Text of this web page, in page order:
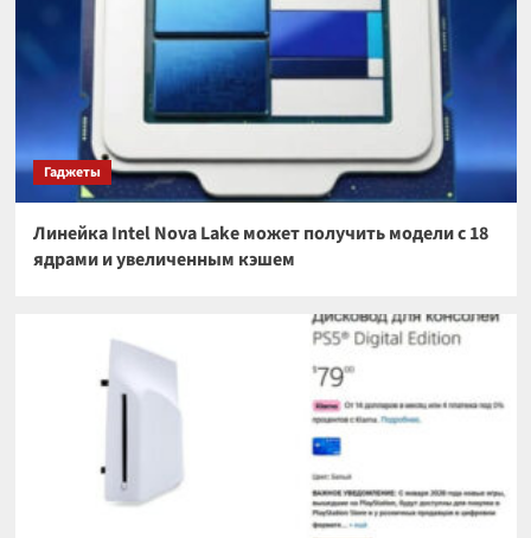
Гаджеты
Линейка Intel Nova Lake может получить модели с 18
ядрами и увеличенным кэшем